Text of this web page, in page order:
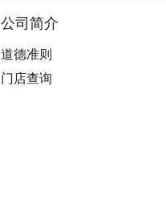
公司简介
道德准则
门店查询